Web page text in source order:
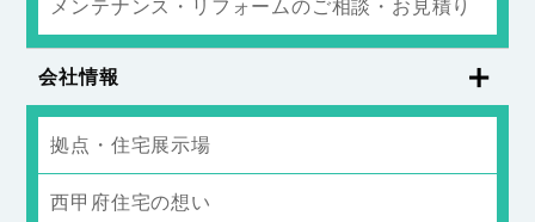
メンテナンス・リフォームのご相談・お見積り
会社情報
拠点・住宅展示場
西甲府住宅の想い